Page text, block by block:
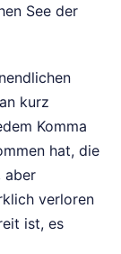
See der
kurz
Komma
hat, die
aber
verloren
ist, es